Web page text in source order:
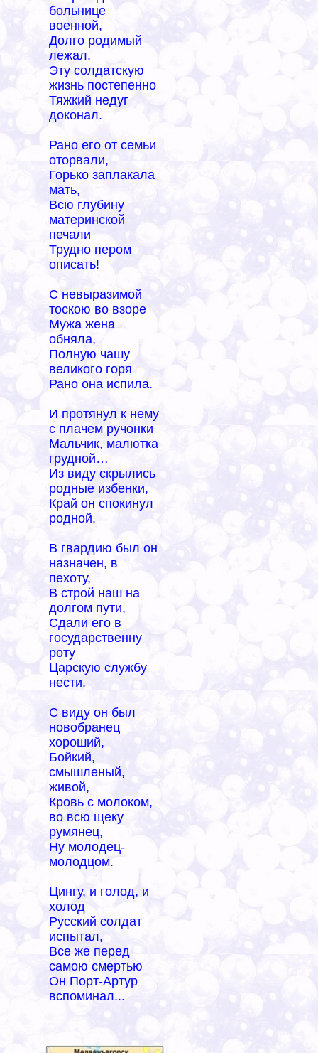
больнице
военной,
Долго родимый
лежал.
Эту солдатскую
жизнь постепенно
Тяжкий недуг
доконал.
Рано его от семьи
оторвали,
Горько заплакала
мать,
Всю глубину
материнской
печали
Трудно пером
описать!
С невыразимой
тоскою во взоре
Мужа жена
обняла,
Полную чашу
великого горя
Рано она испила.
И протянул к нему
с плачем ручонки
Мальчик, малютка
грудной…
Из виду скрылись
родные избенки,
Край он спокинул
родной.
В гвардию был он
назначен, в
пехоту,
В строй наш на
долгом пути,
Сдали его в
государственну
роту
Царскую службу
нести.
С виду он был
новобранец
хороший,
Бойкий,
смышленый,
живой,
Кровь с молоком,
во всю щеку
румянец,
Ну молодец-
молодцом.
Цингу, и голод, и
холод
Русский солдат
испытал,
Все же перед
самою смертью
Он Порт-Артур
вспоминал...